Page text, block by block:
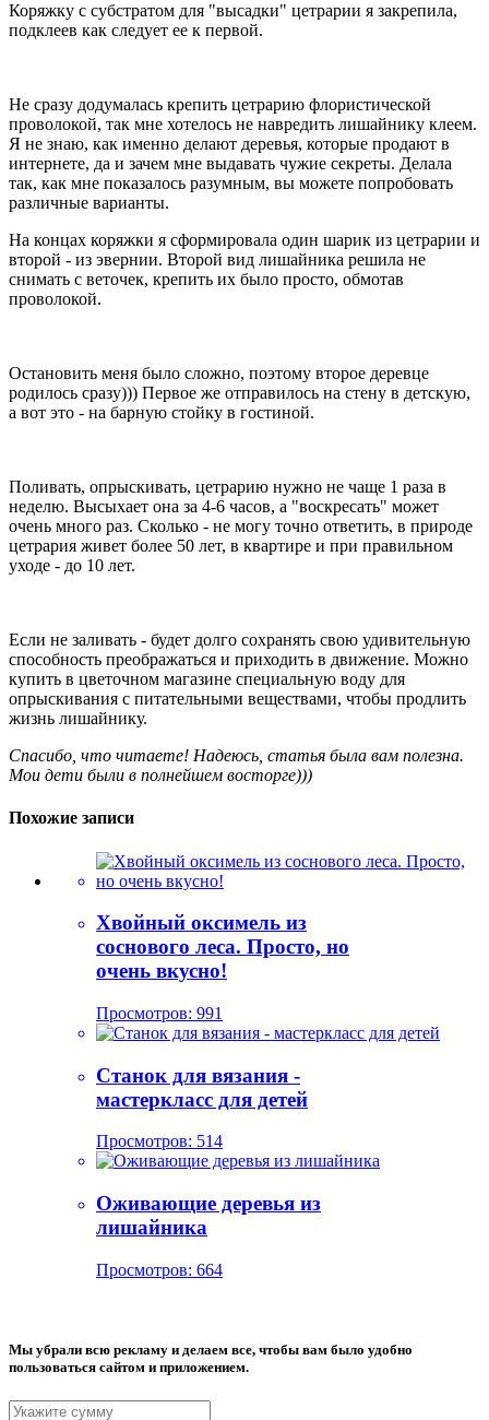
Коряжку с субстратом для "высадки" цетрарии я закрепила,
подклеев как следует ее к первой.
Не сразу додумалась крепить цетрарию флористической
проволокой, так мне хотелось не навредить лишайнику клеем.
Я не знаю, как именно делают деревья, которые продают в
интернете, да и зачем мне выдавать чужие секреты. Делала
так, как мне показалось разумным, вы можете попробовать
различные варианты.
На концах коряжки я сформировала один шарик из цетрарии и
второй - из эвернии. Второй вид лишайника решила не
снимать с веточек, крепить их было просто, обмотав
проволокой.
Остановить меня было сложно, поэтому второе деревце
родилось сразу))) Первое же отправилось на стену в детскую,
а вот это - на барную стойку в гостиной.
Поливать, опрыскивать, цетрарию нужно не чаще 1 раза в
неделю. Высыхает она за 4-6 часов, а "воскресать" может
очень много раз. Сколько - не могу точно ответить, в природе
цетрария живет более 50 лет, в квартире и при правильном
уходе - до 10 лет.
Если не заливать - будет долго сохранять свою удивительную
способность преображаться и приходить в движение. Можно
купить в цветочном магазине специальную воду для
опрыскивания с питательными веществами, чтобы продлить
жизнь лишайнику.
Спасибо, что читаете! Надеюсь, статья была вам полезна.
Мои дети были в полнейшем восторге)))
Похожие записи
Хвойный оксимель из
соснового леса. Просто, но
очень вкусно!
Просмотров: 991
Станок для вязания -
мастеркласс для детей
Просмотров: 514
Оживающие деревья из
лишайника
Просмотров: 664
Мы убрали всю рекламу и делаем все, чтобы вам было удобно
пользоваться сайтом и приложением.